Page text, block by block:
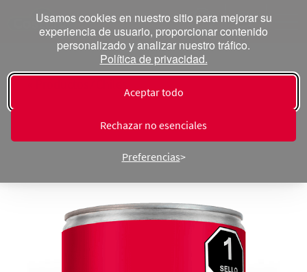
Usamos cookies en nuestro sitio para mejorar su
experiencia de usuario, proporcionar contenido
personalizado y analizar nuestro tráfico.
Política de privacidad.
Aceptar todo
Rechazar no esenciales
Preferencias